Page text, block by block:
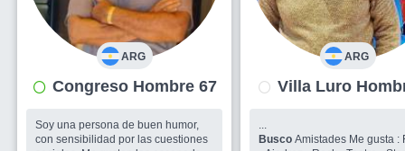
ARG
Congreso Hombre 67
Soy una persona de buen humor,
con sensibilidad por las cuestiones
ARG
Villa Luro
...
BuscoAmistades Me gusta :